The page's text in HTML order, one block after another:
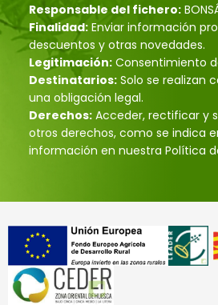
Responsable del fichero:
Finalidad: Enviar información
descuentos y otras novedades.
Legitimación: Consentimiento
Destinatarios: Solo se realizan
una obligación legal.
Derechos: Acceder, rectificar y
otros derechos, como se indica
información en nuestra Política